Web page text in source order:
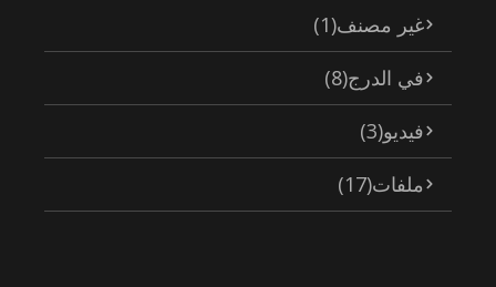
غير مصنف(1)
في الدرج(8)
فيديو(3)
ملفات(17)